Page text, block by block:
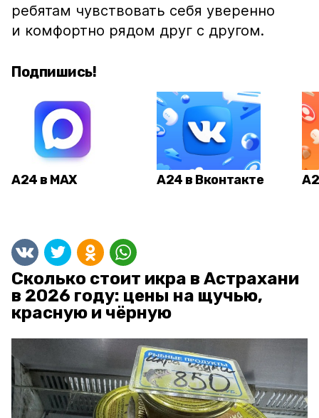
ребятам чувствовать себя уверенно
и комфортно рядом друг с другом.
Подпишись!
А24 в MAX А24 в Вконтакте
Сколько стоит икра в Астрахани
в 2026 году: цены на щучью,
красную и чёрную